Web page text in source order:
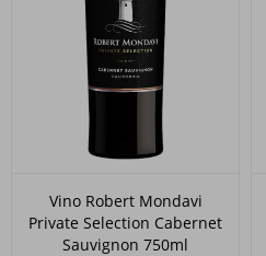
Vino Robert Mondavi
Private Selection Cabernet
Sauvignon 750ml